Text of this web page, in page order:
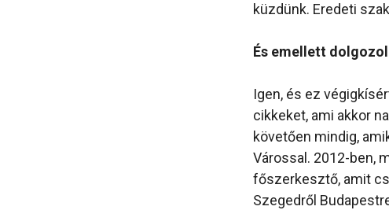
küzdünk. Eredeti
És emellett
Igen, és ez
cikkeket, ami akkor
követően mindig,
Várossal. 2012-ben,
főszerkesztő, amit
Szegedről